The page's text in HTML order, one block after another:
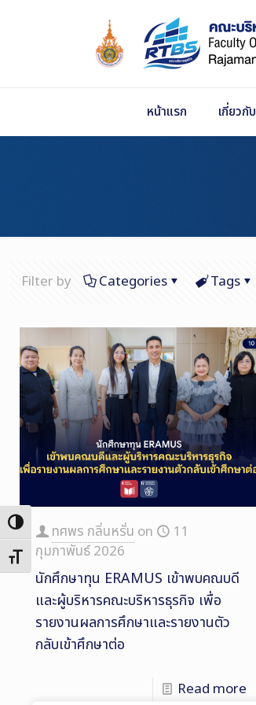
Toggle High Contrast
Toggle Font size
หน้าแรก เกี่ยวกับ
Filter by Categories Tags
ทศพร กลิ่นหรั่น on
11
กุมภาพันธ์ 2026
นักศึกษาทุน ERAMUS เข้าพบคณบดี
และผู้บริหารคณะบริหารธุรกิจ เพื่อ
รายงานผลการศึกษาและรายงานตัว
กลับเข้าศึกษาต่อ
Read more